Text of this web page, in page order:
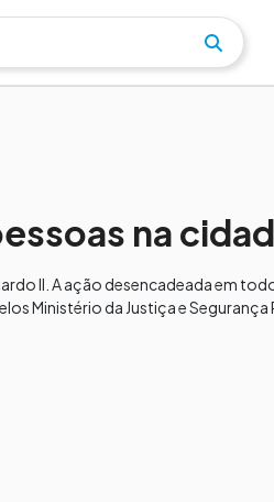
na
II. A ação desencadeada em
Ministério da Justiça e Segurança